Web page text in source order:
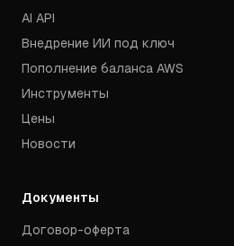
AI API
Внедрение ИИ под ключ
Пополнение баланса AWS
Инструменты
Цены
Новости
Документы
Договор-оферта